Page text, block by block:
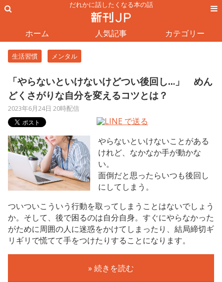
だれかに話したくなる本の話
ホーム 人気記事 カテゴリー
生活習慣 メンタル
「やらないといけないけどつい後回し…」 めん
どくさがりな自分を変えるコツとは？
2023年6月24日 20時配信
やらないといけないことがある
けれど、なかなか手が動かな
い。
面倒だと思ったらいつも後回し
にしてしまう。
ついついこういう行動を取ってしまうことはないでしょう
か。そして、後で困るのは自分自身。すぐにやらなかった
がために周囲の人に迷惑をかけてしまったり、結局締切ギ
リギリで慌てて手をつけたりすることになります。
» 続きを読む